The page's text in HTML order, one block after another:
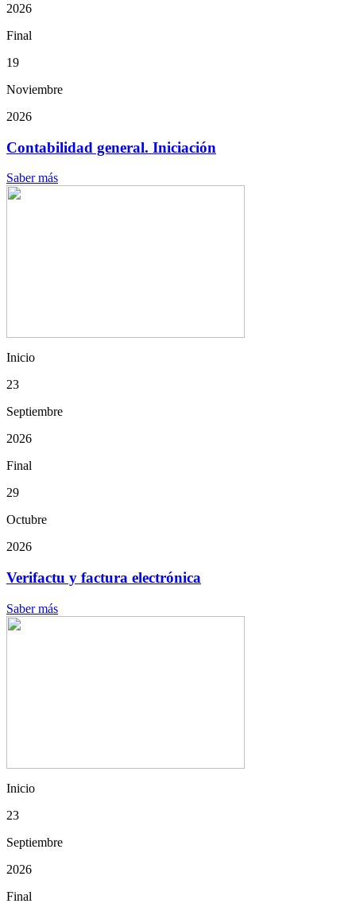
2026
Final
19
Noviembre
2026
Contabilidad general. Iniciación
Saber más
Inicio
23
Septiembre
2026
Final
29
Octubre
2026
Verifactu y factura electrónica
Saber más
Inicio
23
Septiembre
2026
Final